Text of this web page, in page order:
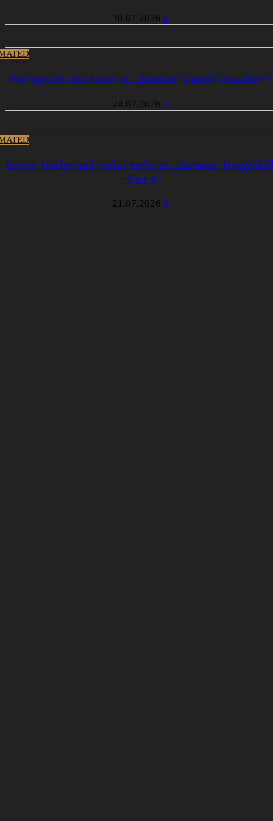
30.07.2026 6
Wer spricht den Joker in „Batman: Caped Crusader“?
24.07.2026 1
Erster Trailer und vieles mehr zu „Batman:
– Part 1“
21.07.2026 3